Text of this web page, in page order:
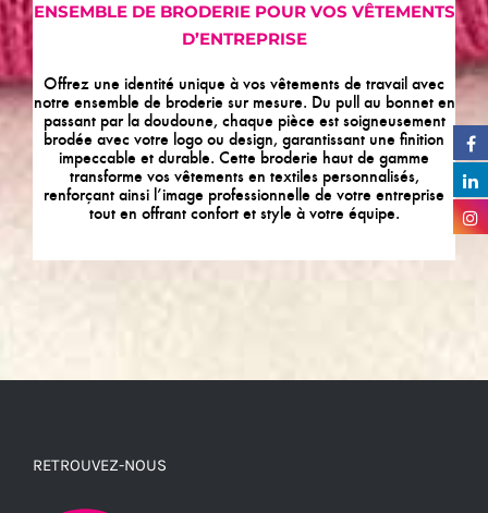
ENSEMBLE DE BRODERIE POUR VOS VÊTEMENTS
D’ENTREPRISE
Offrez une identité unique à vos vêtements de travail avec
notre ensemble de broderie sur mesure. Du pull au bonnet en
passant par la doudoune, chaque pièce est soigneusement
brodée avec votre logo ou design, garantissant une finition
impeccable et durable. Cette broderie haut de gamme
transforme vos vêtements en textiles personnalisés,
renforçant ainsi l’image professionnelle de votre entreprise
tout en offrant confort et style à votre équipe.
RETROUVEZ-NOUS